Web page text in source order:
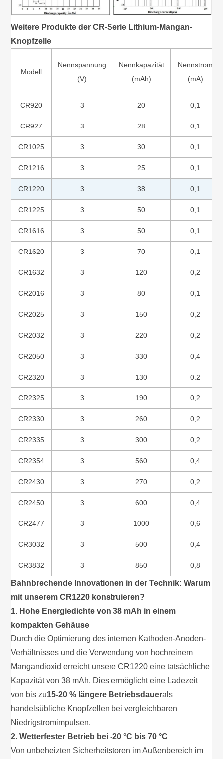
Weitere Produkte der CR-Serie Lithium-Mangan-
Knopfzelle
Modell
Nennspannung
(V)
Nennkapazität
(mAh)
Nennstrom
(mA)
CR920 3 20 0,1
CR927 3 28 0,1
CR1025 3 30 0,1
CR1216 3 25 0,1
CR1220 3 38 0,1
CR1225 3 50 0,1
CR1616 3 50 0,1
CR1620 3 70 0,1
CR1632 3 120 0,2
CR2016 3 80 0,1
CR2025 3 150 0,2
CR2032 3 220 0,2
CR2050 3 330 0,4
CR2320 3 130 0,2
CR2325 3 190 0,2
CR2330 3 260 0,2
CR2335 3 300 0,2
CR2354 3 560 0,4
CR2430 3 270 0,2
CR2450 3 600 0,4
CR2477 3 1000 0,6
CR3032 3 500 0,4
CR3832 3 850 0,8
Bahnbrechende Innovationen in der Technik: Warum
mit unserem CR1220 konstruieren?
1. Hohe Energiedichte von 38 mAh in einem
kompakten Gehäuse
Durch die Optimierung des internen Kathoden-Anoden-
Verhältnisses und die Verwendung von hochreinem
Mangandioxid erreicht unsere CR1220 eine tatsächliche
Kapazität von 38 mAh. Dies ermöglicht eine Ladezeit
von bis zu15-20 % längere Betriebsdauerals
handelsübliche Knopfzellen bei vergleichbaren
Niedrigstromimpulsen.
2. Wetterfester Betrieb bei -20 °C bis 70 °C
Von unbeheizten Sicherheitstoren im Außenbereich im